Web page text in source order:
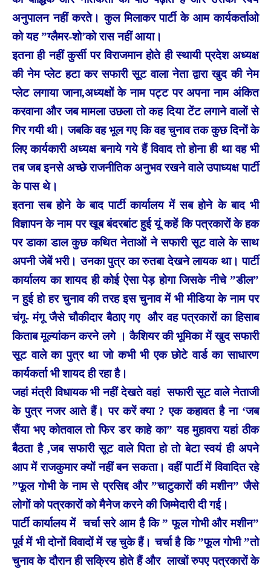
अनुपालन नहीं करते। कुल मिलाकर पार्टी के आम कार्यकर्ताओ
को यह ”ग्लैमर-शो’को रास नहीं आया।
इतना ही नहीं कुर्सी पर विराजमान होते ही स्थायी प्रदेश अध्यक्ष
की नेम प्लेट हटा कर सफारी सूट वाला नेता द्वारा खुद की नेम
प्लेट लगाया जाना,अध्यक्षों के नाम पट्ट पर अपना नाम अंकित
करवाना और जब मामला उछला तो कह दिया टेंट लगाने वालों से
गिर गयी थी। जबकि वह भूल गए कि वह चुनाव तक कुछ दिनों के
लिए कार्यकारी अध्यक्ष बनाये गये हैं विवाद तो होना ही था वह भी
तब जब इनसे अच्छे राजनीतिक अनुभव रखने वाले उपाध्यक्ष पार्टी
के पास थे।
इतना सब होने के बाद पार्टी कार्यालय में सब होने के बाद भी
विज्ञापन के नाम पर खूब बंदरबांट हुई यूं कहें कि पत्रकारों के हक
पर डाका डाल कुछ कथित नेताओं ने सफारी सूट वाले के साथ
अपनी जेबें भरी। उनका पुत्र का रुतबा देखने लायक था। पार्टी
कार्यालय का शायद ही कोई ऐसा पेड़ होगा जिसके नीचे ”डील”
न हुई हो हर चुनाव की तरह इस चुनाव में भी मीडिया के नाम पर
चंगू- मंगू जैसे चौकीदार बैठाए गए और वह पत्रकारों का हिसाब
किताब मूल्यांकन करने लगे । कैशियर की भूमिका में खुद सफारी
सूट वाले का पुत्र था जो कभी भी एक छोटे वार्ड का साधारण
कार्यकर्ता भी शायद ही रहा है।
जहां मंत्री विधायक भी नहीं देखते वहां सफारी सूट वाले नेताजी
के पुत्र नजर आते हैं। पर करें क्या ? एक कहावत है ना ‘जब
सैंया भए कोतवाल तो फिर डर काहे का” यह मुहावरा यहां ठीक
बैठता है ,जब सफारी सूट वाले पिता हो तो बेटा स्वयं ही अपने
आप में राजकुमार क्यों नहीं बन सकता। वहीं पार्टी में विवादित रहे
”फूल गोभी के नाम से प्रसिद्द और ”चाटुकारों की मशीन” जैसे
लोगों को पत्रकारों को मैनेज करने की जिम्मेदारी दी गई।
पार्टी कार्यालय में चर्चा सरे आम है कि ” फूल गोभी और मशीन”
पूर्व में भी दोनों विवादों में रह चुके हैं। चर्चा है कि ”फूल गोभी ”तो
चुनाव के दौरान ही सक्रिय होते हैं और लाखों रुपए पत्रकारों के